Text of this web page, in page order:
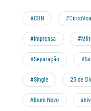
#CBN
#Imprensa
#Separação
#Single 25 de
Album Novo